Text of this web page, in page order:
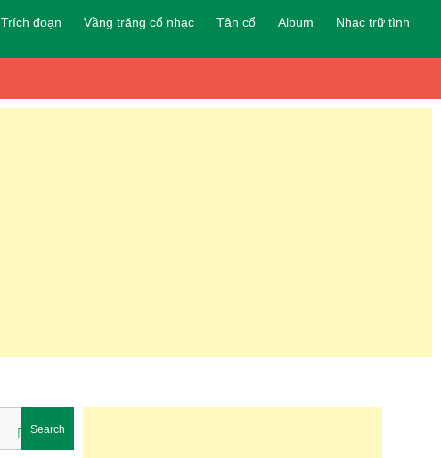
Trích đoạn Vầng trăng cổ nhạc Tân cổ Album Nhạc trữ tình
Search